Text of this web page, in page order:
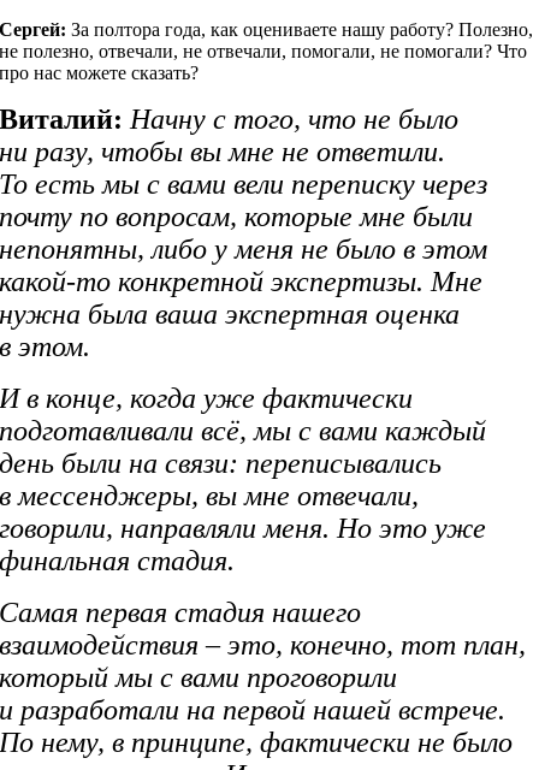
Сергей:За полтора года, как оцениваете нашу работу? Полезно,
не полезно, отвечали, не отвечали, помогали, не помогали? Что
про нас можете сказать?
Виталий: Начну с того, что не было
ни разу, чтобы вы мне не ответили.
То есть мы с вами вели переписку через
почту по вопросам, которые мне были
непонятны, либо у меня не было в этом
какой-то конкретной экспертизы. Мне
нужна была ваша экспертная оценка
в этом.
И в конце, когда уже фактически
подготавливали всё, мы с вами каждый
день были на связи: переписывались
в мессенджеры, вы мне отвечали,
говорили, направляли меня. Но это уже
финальная стадия.
Самая первая стадия нашего
взаимодействия – это, конечно, тот план,
который мы с вами проговорили
и разработали на первой нашей встрече.
По нему, в принципе, фактически не было